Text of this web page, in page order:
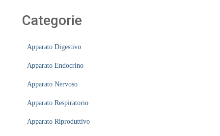
Categorie
Apparato Digestivo
Apparato Endocrino
Apparato Nervoso
Apparato Respiratorio
Apparato Riproduttivo